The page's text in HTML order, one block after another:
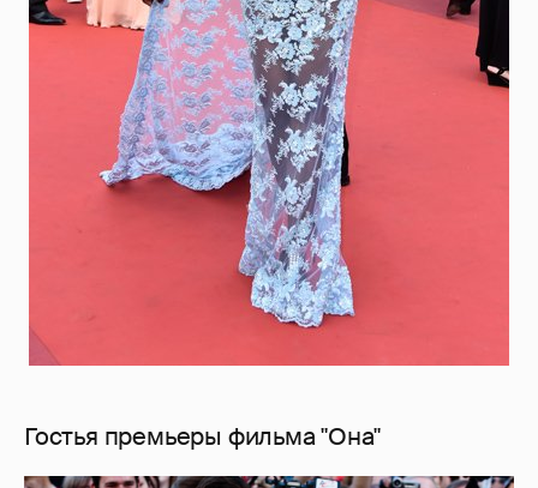
Гостья премьеры фильма "Она"